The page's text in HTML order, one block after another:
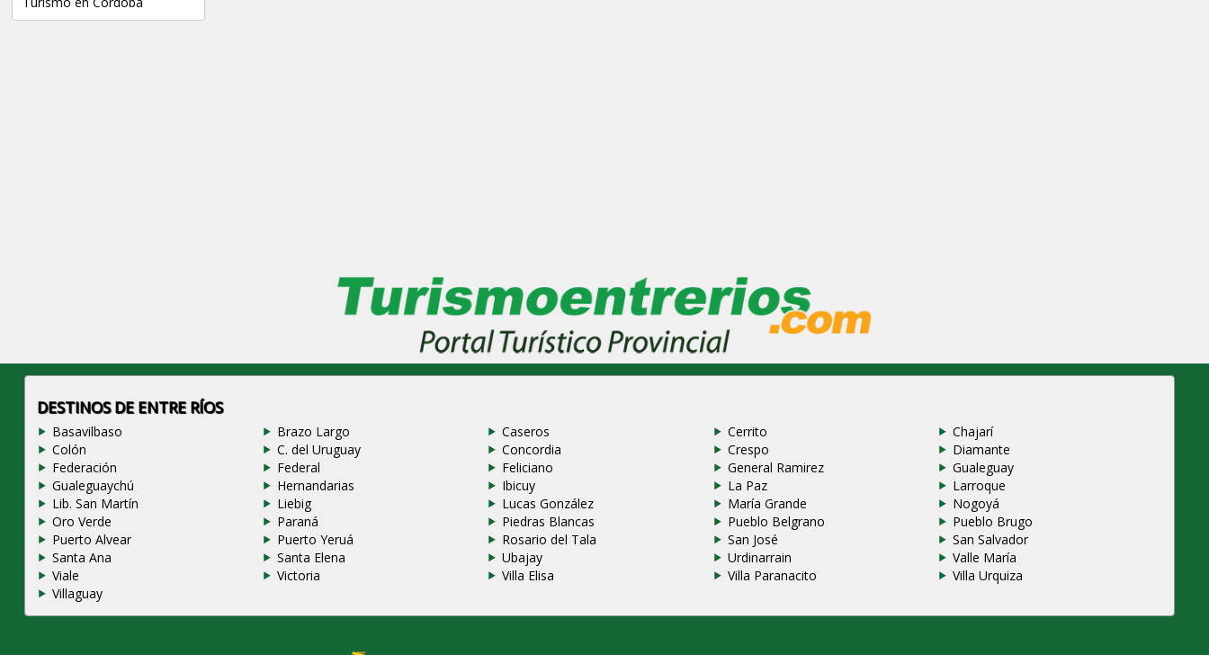
DESTINOS DE ENTRE RÍOS
Basavilbaso Brazo Largo Caseros Cerrito
Chajarí
Colón
C. del Uruguay Concordia Crespo
Diamante
Federación
Federal Feliciano General Ramirez
Gualeguay
Gualeguaychú
Hernandarias Ibicuy La Paz
Larroque
Lib. San Martín
Liebig Lucas González María Grande
Nogoyá
Oro Verde
Paraná Piedras Blancas Pueblo Belgrano
Pueblo Brugo
Puerto Alvear
Puerto Yeruá Rosario del Tala San José
San Salvador
Santa Ana
Santa Elena Ubajay Urdinarrain
Valle María
Viale
Victoria Villa Elisa Villa Paranacito
Villa Urquiza
Villaguay